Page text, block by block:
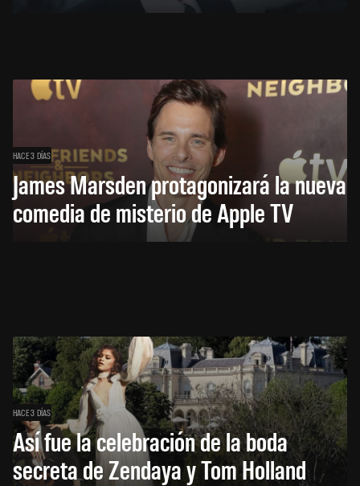
HACE 3 DÍAS
James Marsden protagonizará la nueva
comedia de misterio de Apple TV
HACE 3 DÍAS
Así fue la celebración de la boda
secreta de Zendaya y Tom Holland